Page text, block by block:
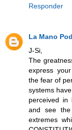
Responder
La Mano
J-Si,
The
express
the fear of
systems
perceived in
and see
extremes